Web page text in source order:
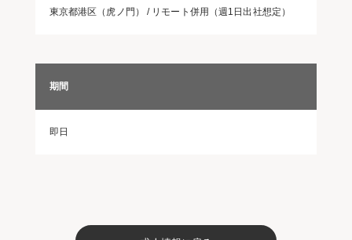
東京都港区（虎ノ門） / リモート併用（週1日出社想定）
期間
即日